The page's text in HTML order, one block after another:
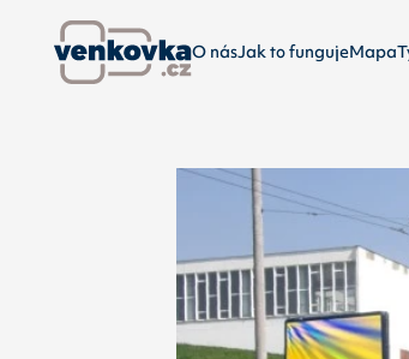
O násJak to fungujeMapa